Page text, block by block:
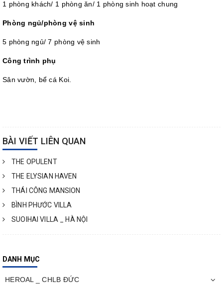
1 phòng khách/ 1 phòng ăn/ 1 phòng sinh hoạt chung
Phòng ngủ/phòng vệ sinh
5 phòng ngủ/ 7 phòng vệ sinh
Công trình phụ
Sân vườn, bể cá Koi.
BÀI VIẾT LIÊN QUAN
THE OPULENT
THE ELYSIAN HAVEN
THÁI CÔNG MANSION
BÌNH PHƯỚC VILLA
SUOIHAI VILLA _ HÀ NỘI
DANH MỤC
HEROAL _ CHLB ĐỨC